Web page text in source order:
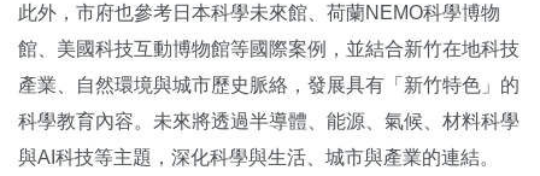
此外，市府也參考日本科學未來館、荷蘭NEMO科學博物
館、美國科技互動博物館等國際案例，並結合新竹在地科技
產業、自然環境與城市歷史脈絡，發展具有「新竹特色」的
科學教育內容。未來將透過半導體、能源、氣候、材料科學
與AI科技等主題，深化科學與生活、城市與產業的連結。